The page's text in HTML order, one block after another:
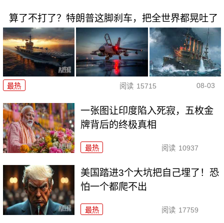
算了不打了？特朗普这脚刹车，把全世界都晃吐了
最热 阅读 15715 08-03
一张图让印度陷入死寂，五枚金
牌背后的终极真相
最热 阅读 10937
美国踏进3个大坑把自己埋了！恐
怕一个都爬不出
最热 阅读 17759